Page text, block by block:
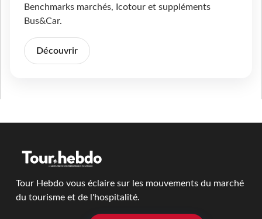
Benchmarks marchés, Icotour et suppléments
Bus&Car.
Découvrir
Tour Hebdo vous éclaire sur les mouvements du marché
du tourisme et de l'hospitalité.